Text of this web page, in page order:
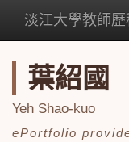
淡江大學教師歷
葉紹國
Yeh Shao-kuo
ePortfolio